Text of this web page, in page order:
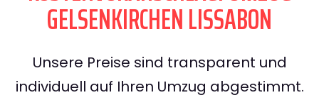
GELSENKIRCHEN LISSABON
Unsere Preise sind transparent und
individuell auf Ihren Umzug abgestimmt.